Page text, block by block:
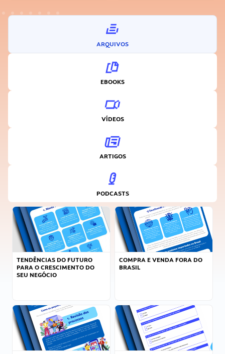
ARQUIVOS
EBOOKS
VÍDEOS
ARTIGOS
PODCASTS
TENDÊNCIAS DO FUTURO
PARA O CRESCIMENTO DO
SEU NEGÓCIO
COMPRA E VENDA FORA DO
BRASIL